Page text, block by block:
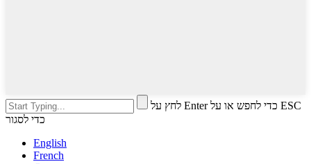
לחץ על Enter כדי לחפש או על ESC
כדי לסגור
English
French